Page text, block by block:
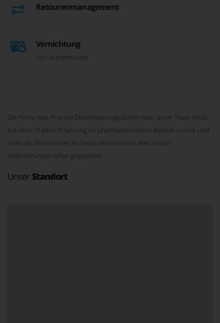
Retourenmanagement
Vernichtung
von Arzneimitteln
Die Firma Abis Pharma Dienstleistungs GmbH bzw. unser Team blickt
auf über 15 Jahre Erfahrung im pharmazeutischen Bereich zurück und
steht als Dienstleister im Gesundheitswesen allen neuen
Anforderungen offen gegenüber.
Unser Standort